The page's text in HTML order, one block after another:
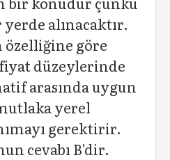
alınacaktır.
göre
düzeylerinde
arasında uygun
yerel
gerektirir.
cevabı B'dir.